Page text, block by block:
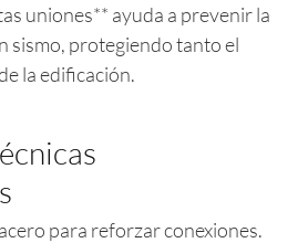
uniones** ayuda a prevenir la
sismo, protegiendo tanto el
la edificación.
para reforzar conexiones.